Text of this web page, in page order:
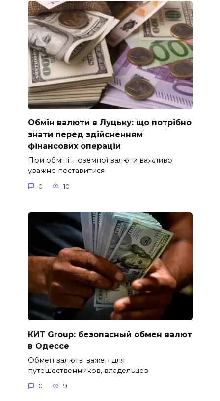
Обмін валюти в Луцьку: що потрібно
знати перед здійсненням
фінансових операцій
При обміні іноземної валюти важливо
уважно поставитися
0 10
КИТ Group: безопасный обмен валют
в Одессе
Обмен валюты важен для
путешественников, владельцев
0 9